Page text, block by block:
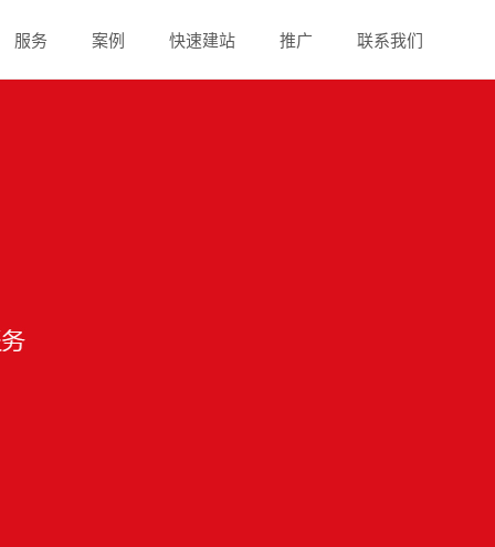
服务 案例 快速建站 推广 联系我们